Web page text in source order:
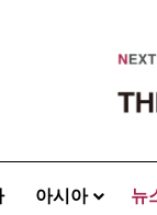
아시아 뉴